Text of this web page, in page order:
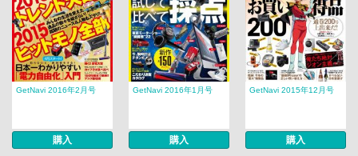
GetNavi 2016年2月号
購入
GetNavi 2016年1月号
購入
GetNavi 2015年12月号
購入